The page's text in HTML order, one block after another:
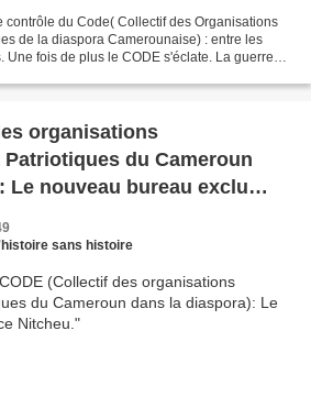
du Code( Collectif des Organisations
de la diaspora Camerounaise) : entre les
Une fois de plus le CODE s'éclate. La guerre
organisations
du Cameroun
exclu
sans histoire